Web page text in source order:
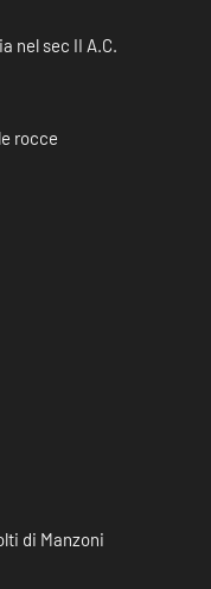
nel sec II A.C.
rocce
di Manzoni